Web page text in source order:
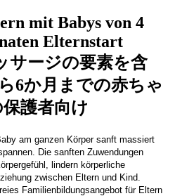
mit Babys von 4
Elternstart
サージの要素を含
6か月までの赤ちゃ
護者向け
am ganzen Körper sanft massiert
Die sanften Zuwendungen
lindern körperliche
zwischen Eltern und Kind.
Familienbildungsangebot für Eltern